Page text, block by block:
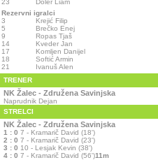
23
Doler Liam
Rezervni igralci
3
Krejić Filip
5
Brečko Enej
9
Ropas Tjaš
14
Kveder Jan
17
Komljen Danijel
18
Softić Armin
21
Ivanuš Alen
TRENER
NK Žalec - Združena Savinjska
Naprudnik Dejan
STRELCI
NK Žalec - Združena Savinjska
1 : 0 7 - Kramarič David (18')
2 : 0 7 - Kramarič David (23')
3 : 0 10 - Lesjak Kevin (38')
4 : 0 7 - Kramarič David (56')11m